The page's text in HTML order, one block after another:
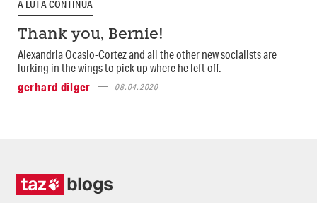
A LUTA CONTINUA
Thank you, Bernie!
Alexandria Ocasio-Cortez and all the other new socialists are
lurking in the wings to pick up where he left off.
gerhard dilger
08.04.2020